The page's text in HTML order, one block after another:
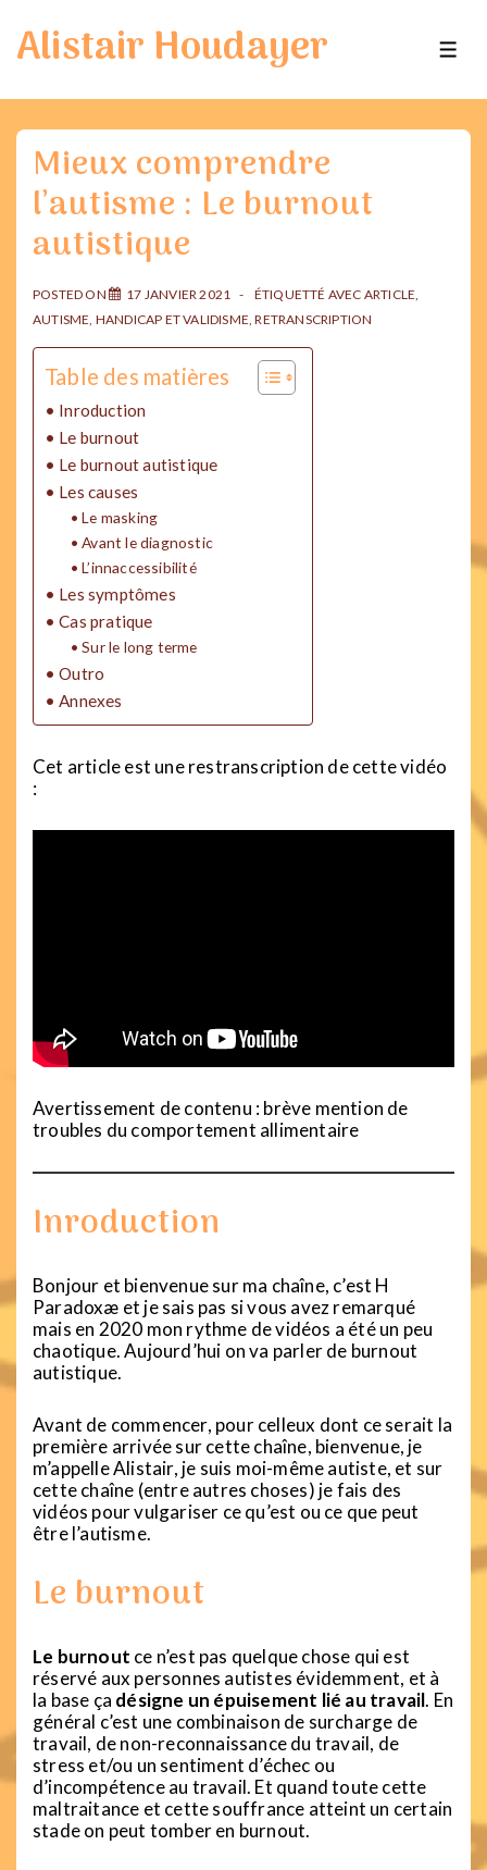
passer
Alistair Houdayer
Mieux comprendre
l’autisme : Le burnout
autistique
POSTED ON 17 JANVIER 2021 ÉTIQUETTÉ AVEC ARTICLE,
AUTISME, HANDICAP ET VALIDISME,RETRANSCRIPTION
Table des matières
Inroduction
Le burnout
Le burnout autistique
Les causes
Le masking
Avant le diagnostic
L’innaccessibilité
Les symptômes
Cas pratique
Sur le long terme
Outro
Annexes
Cet article est une restranscription de cette vidéo
:
Avertissement de contenu : brève mention de
troubles du comportement allimentaire
Inroduction
Bonjour et bienvenue sur ma chaîne, c’est H
Paradoxæ et je sais pas si vous avez remarqué
mais en 2020 mon rythme de vidéos a été un peu
chaotique. Aujourd’hui on va parler de burnout
autistique.
Avant de commencer, pour celleux dont ce serait la
première arrivée sur cette chaîne, bienvenue, je
m’appelle Alistair, je suis moi-même autiste, et sur
cette chaîne (entre autres choses) je fais des
vidéos pour vulgariser ce qu’est ou ce que peut
être l’autisme.
Le burnout
Le burnout ce n’est pas quelque chose qui est
réservé aux personnes autistes évidemment, et à
la base ça désigne un épuisement lié au travail. En
général c’est une combinaison de surcharge de
travail, de non-reconnaissance du travail, de
stress et/ou un sentiment d’échec ou
d’incompétence au travail. Et quand toute cette
maltraitance et cette souffrance atteint un certain
stade on peut tomber en burnout.